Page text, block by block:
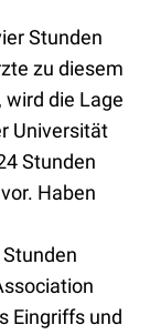
Stunden
zu diesem
die Lage
Universität
Stunden
Haben
Eingriffs und